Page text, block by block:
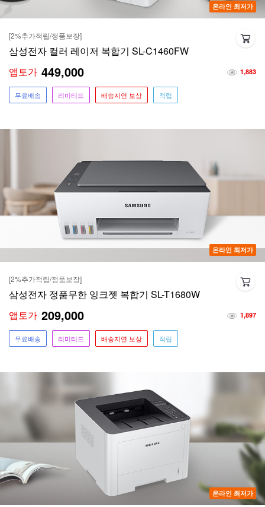
온라인 최저가
[2%추가적립/정품보장]
삼성전자 컬러 레이저 복합기 SL-C1460FW
1,883
앱토가 449,000
무료배송 리미티드 배송지연 보상 적립
온라인 최저가
[2%추가적립/정품보장]
삼성전자 정품무한 잉크젯 복합기 SL-T1680W
1,897
앱토가 209,000
무료배송 리미티드 배송지연 보상 적립
온라인 최저가